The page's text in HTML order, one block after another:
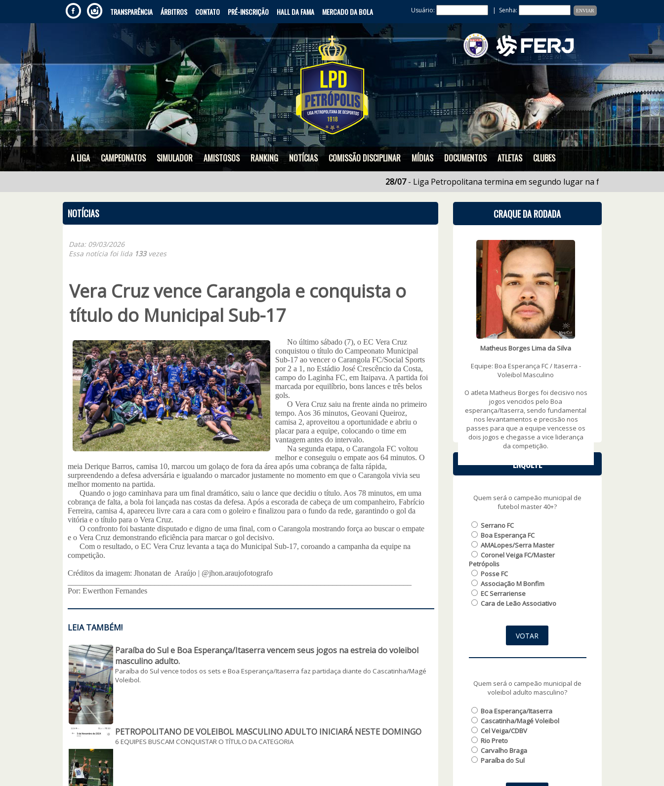
TRANSPARÊNCIA ÁRBITROS CONTATO PRÉ-INSCRIÇÃO HALL DA FAMA MERCADO DA BOLA Usuário: | Senha:
A LIGA CAMPEONATOS SIMULADOR AMISTOSOS RANKING NOTÍCIAS COMISSÃO DISCIPLINAR MÍDIAS DOCUMENTOS ATLETAS CLUBES
- Liga Petropolitana termina em segundo lugar na fase regional do
NOTÍCIAS
Data: 09/03/2026
Essa notícia foi lida 133vezes
Vera Cruz vence Carangola e conquista o
título do Municipal Sub-17
No último sábado (7), o EC Vera Cruz
conquistou o título do Campeonato Municipal
Sub-17 ao vencer o Carangola FC/Social Sports
por 2 a 1, no Estádio José Crescêncio da Costa,
campo do Laginha FC, em Itaipava. A partida foi
marcada por equilíbrio, bons lances e três belos
gols.
O Vera Cruz saiu na frente ainda no primeiro
tempo. Aos 36 minutos, Geovani Queiroz,
camisa 2, aproveitou a oportunidade e abriu o
placar para a equipe, colocando o time em
vantagem antes do intervalo.
Na segunda etapa, o Carangola FC voltou
melhor e conseguiu o empate aos 64 minutos. O
meia Derique Barros, camisa 10, marcou um golaço de fora da área após uma cobrança de falta rápida,
surpreendendo a defesa adversária e igualando o marcador justamente no momento em que o Carangola vivia seu
melhor momento na partida.
Quando o jogo caminhava para um final dramático, saiu o lance que decidiu o título. Aos 78 minutos, em uma
cobrança de falta, a bola foi lançada nas costas da defesa. Após a escorada de cabeça de um companheiro, Fabrício
Ferreira, camisa 4, apareceu livre cara a cara com o goleiro e finalizou para o fundo da rede, garantindo o gol da
vitória e o título para o Vera Cruz.
O confronto foi bastante disputado e digno de uma final, com o Carangola mostrando força ao buscar o empate
e o Vera Cruz demonstrando eficiência para marcar o gol decisivo.
Com o resultado, o EC Vera Cruz levanta a taça do Municipal Sub-17, coroando a campanha da equipe na
competição.
Créditos da imagem: Jhonatan de Araújo | @jhon.araujofotografo
Por: Ewerthon Fernandes
LEIA TAMBÉM!
Paraíba do Sul e Boa Esperança/Itaserra vencem seus jogos na estreia do voleibol
masculino adulto.
Paraíba do Sul vence todos os sets e Boa Esperança/Itaserra faz partidaça diante do Cascatinha/Magé
Voleibol.
PETROPOLITANO DE VOLEIBOL MASCULINO ADULTO INICIARÁ NESTE DOMINGO
6 EQUIPES BUSCAM CONQUISTAR O TÍTULO DA CATEGORIA
CRAQUE DA RODADA
WOWSlider.com
Matheus Borges Lima da Silva
Equipe: Boa Esperança FC / Itaserra -
Voleibol Masculino
O atleta Matheus Borges foi decisivo nos
jogos vencidos pelo Boa
esperança/Itaserra, sendo fundamental
nos levantamentos e precisão nos
passes para que a equipe vencesse os
dois jogos e chegasse a vice liderança
da competição.
ENQUETE
Quem será o campeão municipal de
futebol master 40+?
Serrano FC
Boa Esperança FC
AMALopes/Serra Master
Coronel Veiga FC/Master
Petrópolis
Posse FC
Associação M Bonfim
EC Serrariense
Cara de Leão Associativo
Quem será o campeão municipal de
voleibol adulto masculino?
Boa Esperança/Itaserra
Cascatinha/Magé Voleibol
Cel Veiga/CDBV
Rio Preto
Carvalho Braga
Paraíba do Sul